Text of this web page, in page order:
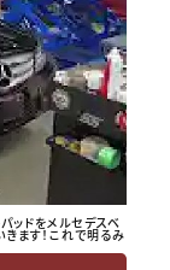
ッドをメルセデスベ
ます！これで明るみ